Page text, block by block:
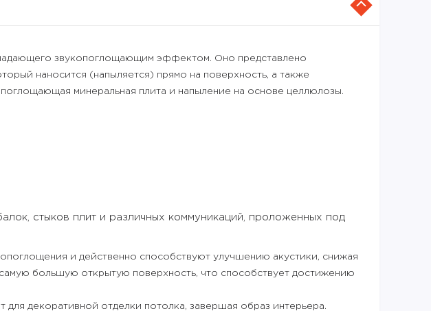
звукопоглощающим эффектом. Оно представлено
наносится (напыляется) прямо на поверхность, а также
минеральная плита и напыление на основе целлюлозы.
стыков плит и различных коммуникаций, проложенных под
и действенно способствуют улучшению акустики, снижая
большую открытую поверхность, что способствует достижению
декоративной отделки потолка, завершая образ интерьера.